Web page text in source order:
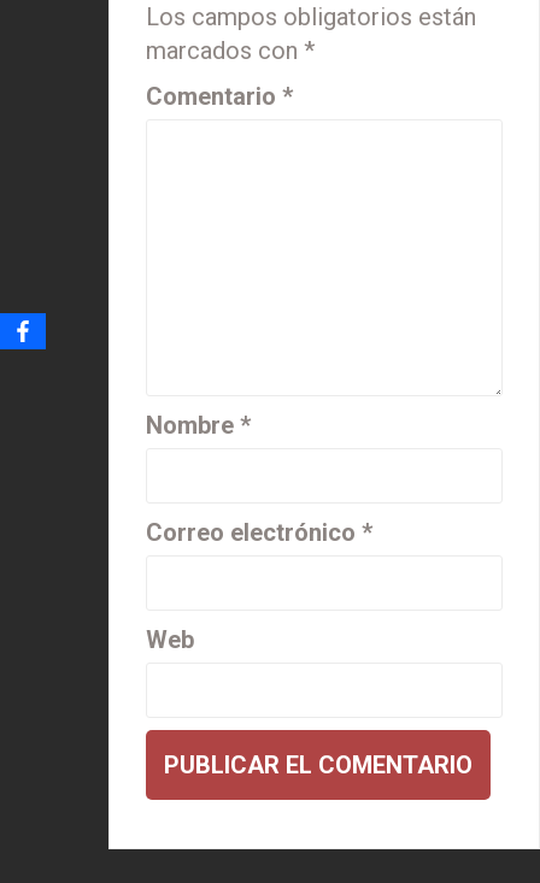
Los campos obligatorios están
marcados con *
Comentario *
Nombre *
Correo electrónico *
Web